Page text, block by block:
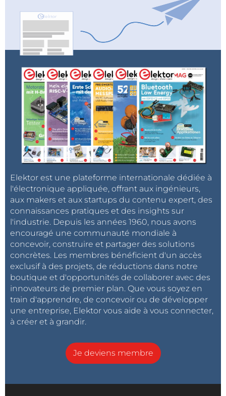
Elektor est une plateforme internationale dédiée à
l'électronique appliquée, offrant aux ingénieurs,
aux makers et aux startups du contenu expert, des
connaissances pratiques et des insights sur
l'industrie. Depuis les années 1960, nous avons
encouragé une communauté mondiale à
concevoir, construire et partager des solutions
concrètes. Les membres bénéficient d'un accès
exclusif à des projets, de réductions dans notre
boutique et d'opportunités de collaborer avec des
innovateurs de premier plan. Que vous soyez en
train d'apprendre, de concevoir ou de développer
une entreprise, Elektor vous aide à vous connecter,
à créer et à grandir.
Je deviens membre